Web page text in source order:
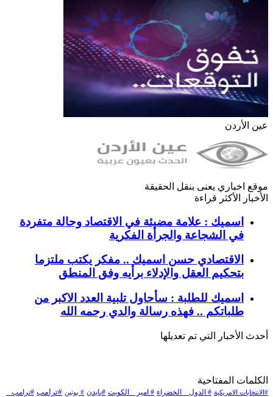
عين الأردن
موقع اخباري يعنى بنقل الحقيقة
الأخبار الأكثر قراءة
اسميك : علامة مضيئة في الاقتصاد وحالة متفردة
في الشجاعة والجرأة الفكرية
الاقتصادي حسن اسميك .. مفكر يكتب ملتزما
بتحكيم العقل والإدلاء برأيه وفق المنطق
اسميك للطلبة : سأحاول تلبية العدد الاكبر من
طلباتكم .. فهذه رسالة والدي رحمه الله
أحدث الأخبار التي تم تعديلها
الكلمات المفتاحية
#الانتخابات الامريكية # الدول _ الخضراء # امير _ الكويت #بايدن # بوتين #ترامب #ترامب _